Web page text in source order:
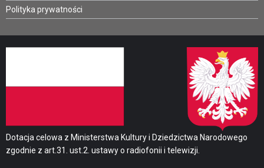
Polityka prywatności
Dotacja celowa z Ministerstwa Kultury i Dziedzictwa Narodowego
zgodnie z art.31. ust.2. ustawy o radiofonii i telewizji.